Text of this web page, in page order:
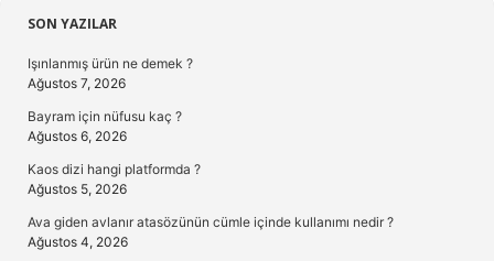
Sidebar
SON YAZILAR
Işınlanmış ürün ne demek ?
Ağustos 7, 2026
Bayram için nüfusu kaç ?
Ağustos 6, 2026
Kaos dizi hangi platformda ?
Ağustos 5, 2026
Ava giden avlanır atasözünün cümle içinde kullanımı nedir ?
Ağustos 4, 2026